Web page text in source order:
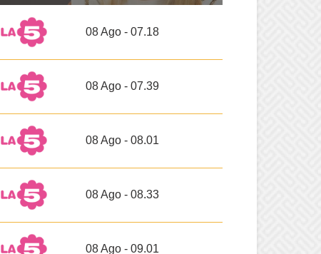
08 Ago - 07.18
08 Ago - 07.39
08 Ago - 08.01
08 Ago - 08.33
08 Ago - 09.01